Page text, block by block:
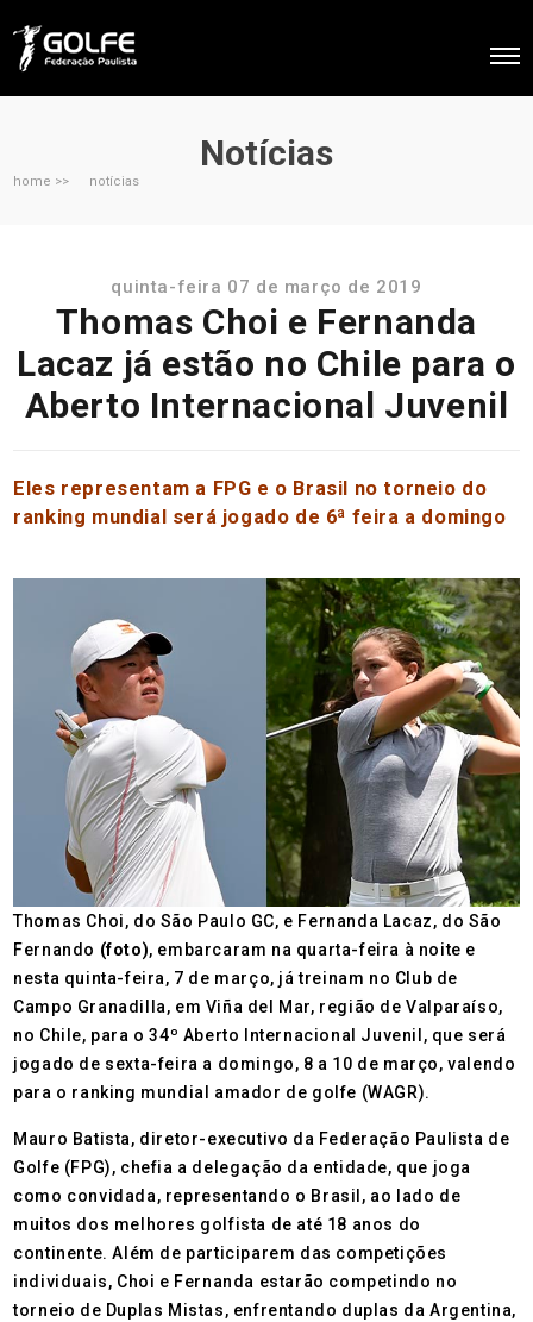
Notícias
home >> notícias
quinta-feira 07 de março de 2019
Thomas Choi e Fernanda
Lacaz já estão no Chile para o
Aberto Internacional Juvenil
Eles representam a FPG e o Brasil no torneio do
ranking mundial será jogado de 6ª feira a domingo
Thomas Choi, do São Paulo GC, e Fernanda Lacaz, do São
Fernando (foto), embarcaram na quarta-feira à noite e
nesta quinta-feira, 7 de março, já treinam no Club de
Campo Granadilla, em Viña del Mar, região de Valparaíso,
no Chile, para o 34º Aberto Internacional Juvenil, que será
jogado de sexta-feira a domingo, 8 a 10 de março, valendo
para o ranking mundial amador de golfe (WAGR).
Mauro Batista, diretor-executivo da Federação Paulista de
Golfe (FPG), chefia a delegação da entidade, que joga
como convidada, representando o Brasil, ao lado de
muitos dos melhores golfista de até 18 anos do
continente. Além de participarem das competições
individuais, Choi e Fernanda estarão competindo no
torneio de Duplas Mistas, enfrentando duplas da Argentina,